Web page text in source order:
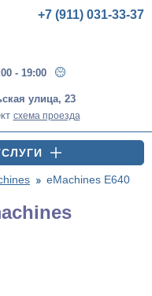
- 19:00
+7 (911) 031-33-37
улица, 23
схема проезда
eMachines E640